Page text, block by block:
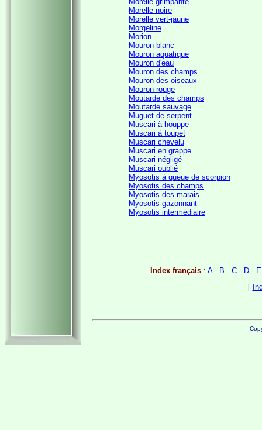
Morelle noire
Morelle vert-jaune
Morgeline
Morion
Mouron blanc
Mouron aquatique
Mouron d'eau
Mouron des champs
Mouron des oiseaux
Mouron rouge
Moutarde des champs
Moutarde sauvage
Muguet de serpent
Muscari à houppe
Muscari à toupet
Muscari chevelu
Muscari en grappe
Muscari négligé
Muscari oublié
Myosotis à queue de scorpion
Myosotis des champs
Myosotis des marais
Myosotis gazonnant
Myosotis intermédiaire
Index français: A- B - C- D- E
[